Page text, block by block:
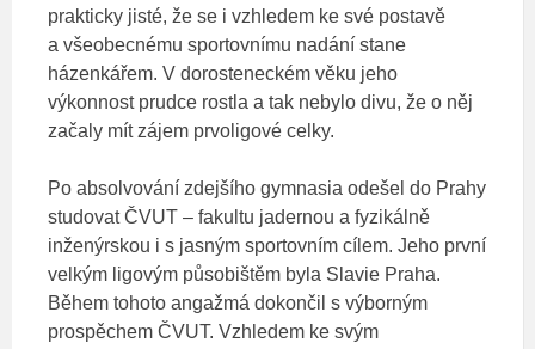
prakticky jisté, že se i vzhledem ke své postavě
a všeobecnému sportovnímu nadání stane
házenkářem. V dorosteneckém věku jeho
výkonnost prudce rostla a tak nebylo divu, že o něj
začaly mít zájem prvoligové celky.
Po absolvování zdejšího gymnasia odešel do Prahy
studovat ČVUT – fakultu jadernou a fyzikálně
inženýrskou i s jasným sportovním cílem. Jeho první
velkým ligovým působištěm byla Slavie Praha.
Během tohoto angažmá dokončil s výborným
prospěchem ČVUT. Vzhledem ke svým